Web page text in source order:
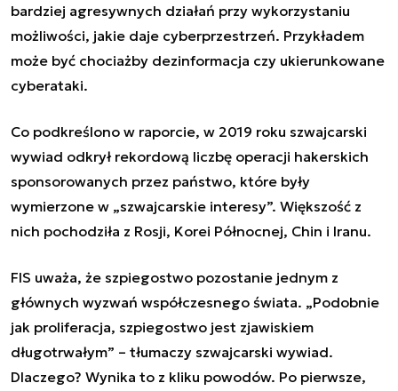
bardziej agresywnych działań przy wykorzystaniu
możliwości, jakie daje cyberprzestrzeń. Przykładem
może być chociażby dezinformacja czy ukierunkowane
cyberataki.
Co podkreślono w raporcie, w 2019 roku szwajcarski
wywiad odkrył rekordową liczbę operacji hakerskich
sponsorowanych przez państwo, które były
wymierzone w „szwajcarskie interesy”. Większość z
nich pochodziła z Rosji, Korei Północnej, Chin i Iranu.
FIS uważa, że szpiegostwo pozostanie jednym z
głównych wyzwań współczesnego świata. „Podobnie
jak proliferacja, szpiegostwo jest zjawiskiem
długotrwałym” – tłumaczy szwajcarski wywiad.
Dlaczego? Wynika to z kliku powodów. Po pierwsze,